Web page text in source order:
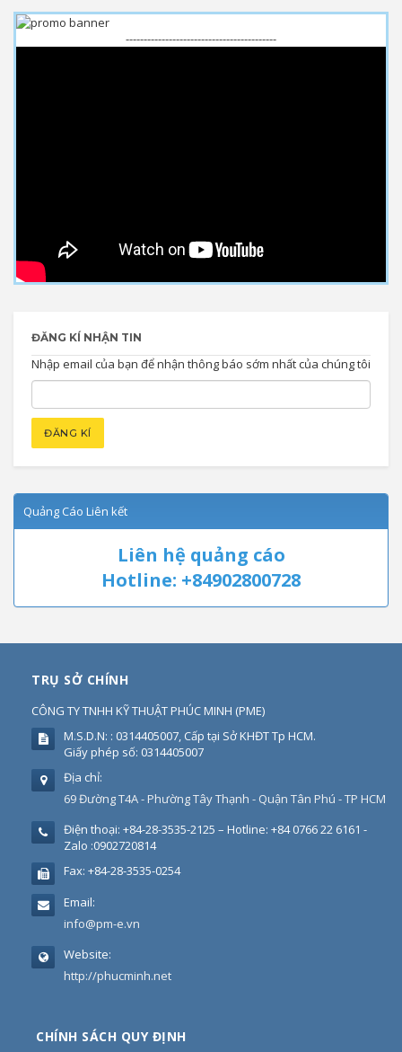
------------------------------------------
ĐĂNG KÍ NHẬN TIN
Nhập email của bạn để nhận thông báo sớm nhất của chúng tôi
Quảng Cáo Liên kết
Liên hệ quảng cáo
Hotline: +84902800728
TRỤ SỞ CHÍNH
CÔNG TY TNHH KỸ THUẬT PHÚC MINH (PME)
M.S.D.N: : 0314405007, Cấp tại Sở KHĐT Tp HCM.
Giấy phép số: 0314405007
Địa chỉ:
69 Đường T4A - Phường Tây Thạnh - Quận Tân Phú - TP HCM
Điện thoại: +84-28-3535-2125 – Hotline: +84 0766 22 6161 -
Zalo :0902720814
Fax: +84-28-3535-0254
Email:
info@pm-e.vn
Website:
http://phucminh.net
CHÍNH SÁCH QUY ĐỊNH